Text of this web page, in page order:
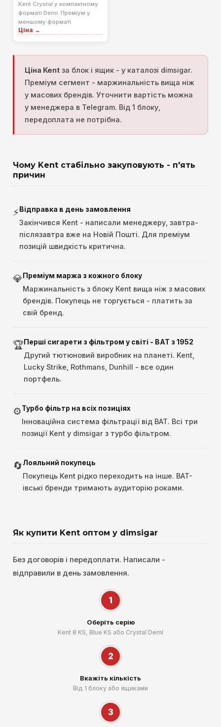
Kent Crystal у компактному
форматі Demi. Преміум у
меншому форматі.
Ціна →
Ціна Kent за блок і ящик - у каталозі dimsigar.
Преміум сегмент - маржинальність вища ніж
у масових брендів. Уточнити вартість можна
у менеджера в Telegram. Від 1 блоку,
передоплата не потрібна.
Чому Kent стабільно закуповують - п'ять
причин
⚡Відправка в день замовлення
Закінчився Kent - написали менеджеру, завтра-
післязавтра вже на Новій Пошті. Для преміум
позицій швидкість критична.
💎Преміум маржа з кожного блоку
Маржинальність з блоку Kent вища ніж з масових
брендів. Покупець не торгується - платить за
свій бренд.
🏆Перші сигарети з фільтром у світі - BAT з 1952
Другий тютюновий виробник на планеті. Kent,
Lucky Strike, Rothmans, Dunhill - все один
портфель.
⚙️Турбо фільтр на всіх позиціях
Інноваційна система фільтрації від BAT. Всі три
позиції Kent у dimsigar з турбо фільтром.
🔄Лояльний покупець
Покупець Kent рідко переходить на інше. BAT-
івські бренди тримають аудиторію роками.
Як купити Kent оптом у dimsigar
Без договорів і передоплати. Написали -
відправили в день замовлення.
1
Оберіть серію
Kent 8 KS, Blue KS або Crystal Demi
2
Вкажіть кількість
Від 1 блоку або ящиками
3